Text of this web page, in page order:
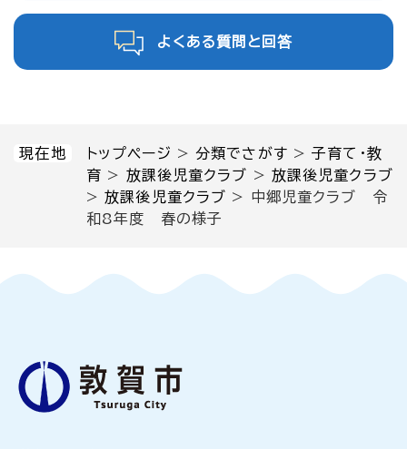
現在地 トップページ >分類でさがす >子育て・教
育 > 放課後児童クラブ > 放課後児童クラブ
>放課後児童クラブ > 中郷児童クラブ 令
和8年度 春の様子
よくある質問と回答